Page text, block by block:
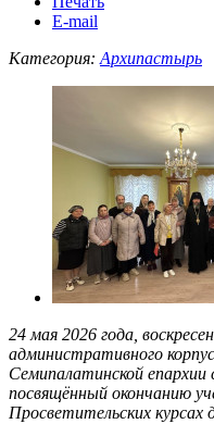
E-mail
Категория: Архипастырь
24 мая 2026 года,
административного
Семипалатинской
посвящённый окончанию
Просветительских курсах